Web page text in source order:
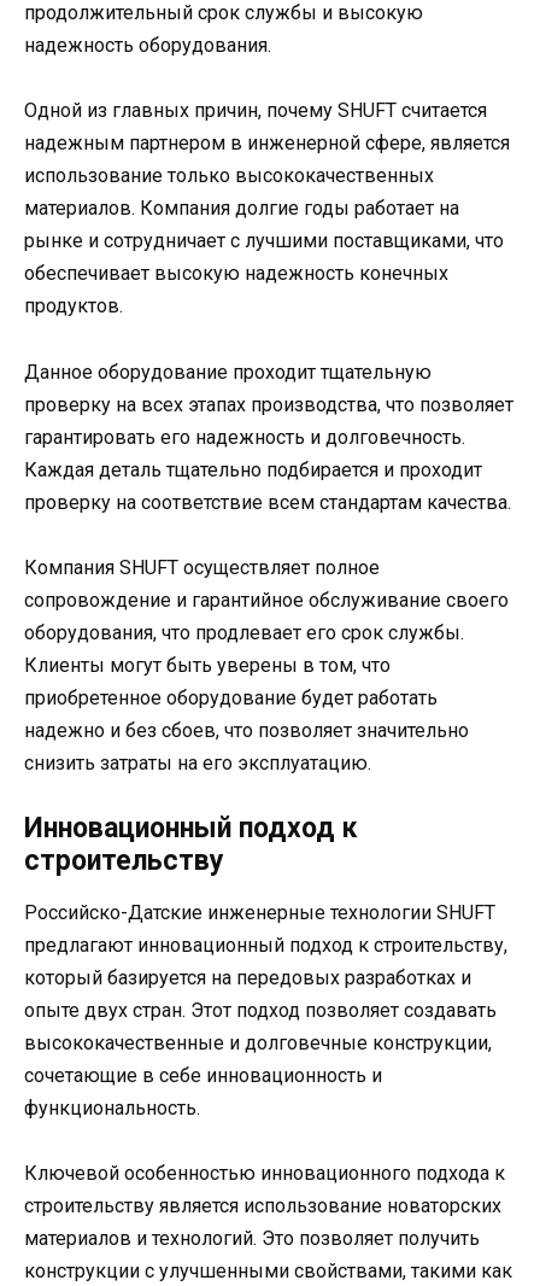
продолжительный срок службы и высокую
надежность оборудования.
Одной из главных причин, почему SHUFT считается
надежным партнером в инженерной сфере, является
использование только высококачественных
материалов. Компания долгие годы работает на
рынке и сотрудничает с лучшими поставщиками, что
обеспечивает высокую надежность конечных
продуктов.
Данное оборудование проходит тщательную
проверку на всех этапах производства, что позволяет
гарантировать его надежность и долговечность.
Каждая деталь тщательно подбирается и проходит
проверку на соответствие всем стандартам качества.
Компания SHUFT осуществляет полное
сопровождение и гарантийное обслуживание своего
оборудования, что продлевает его срок службы.
Клиенты могут быть уверены в том, что
приобретенное оборудование будет работать
надежно и без сбоев, что позволяет значительно
снизить затраты на его эксплуатацию.
Инновационный подход к
строительству
Российско-Датские инженерные технологии SHUFT
предлагают инновационный подход к строительству,
который базируется на передовых разработках и
опыте двух стран. Этот подход позволяет создавать
высококачественные и долговечные конструкции,
сочетающие в себе инновационность и
функциональность.
Ключевой особенностью инновационного подхода к
строительству является использование новаторских
материалов и технологий. Это позволяет получить
конструкции с улучшенными свойствами, такими как